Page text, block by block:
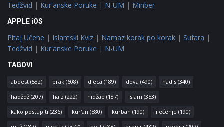
Tedžvid | Kur'anske Poruke | N-UM | Minber
APPLE iOS
Pitaj Učene | Islamski Kviz | Namaz korak po korak | Sufara |
Tedžvid | Kur'anske Poruke | N-UM
TAGOVI
abdest (582) brak (608) djeca (189) dova (490) hadis (340)
hadždž (207) hajz (222) hidžab (187) islam (353)
kako postupiti (236) kur'an (580) kurban (190) liječenje (190)